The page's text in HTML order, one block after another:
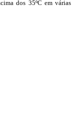
dos 35ºC em várias